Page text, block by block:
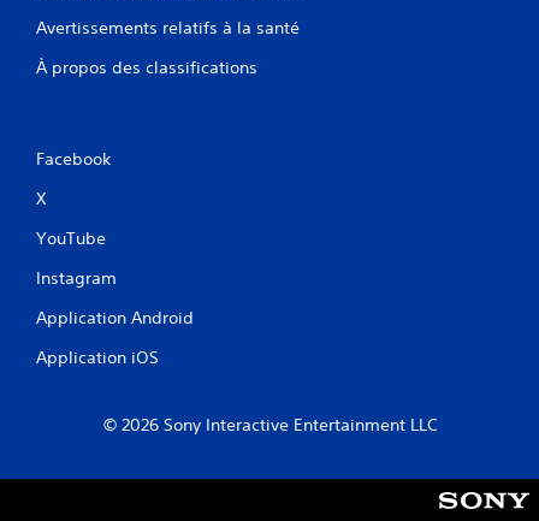
Avertissements relatifs à la santé
À propos des classifications
Facebook
X
YouTube
Instagram
Application Android
Application iOS
© 2026 Sony Interactive Entertainment LLC